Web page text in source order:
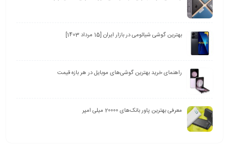
بهترین گوشی شیائومی در بازار ایران [15 مرداد 1403]
راهنمای خرید بهترین گوشی‌های موبایل در هر بازه قیمت
معرفی بهترین پاور بانک‌های 20000 میلی امپر